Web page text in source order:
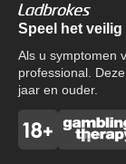
Speel het veilig
Als u symptomen
professional.
jaar en ouder.